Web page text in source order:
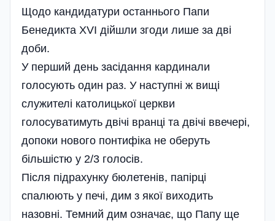
Щодо кандидатури останнього Папи
Бенедикта XVI дійшли згоди лише за дві
доби.
У перший день засідання кардинали
голосують один раз. У наступні ж вищі
служителі католицької церкви
голосуватимуть двічі вранці та двічі ввечері,
допоки нового понтифіка не оберуть
більшістю у 2/3 голосів.
Після підрахунку бюлетенів, папірці
спалюють у печі, дим з якої виходить
назовні. Темний дим означає, що Папу ще